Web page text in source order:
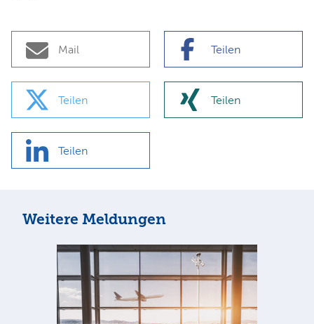
Mail Teilen
Teilen Teilen
Teilen
Weitere Meldungen